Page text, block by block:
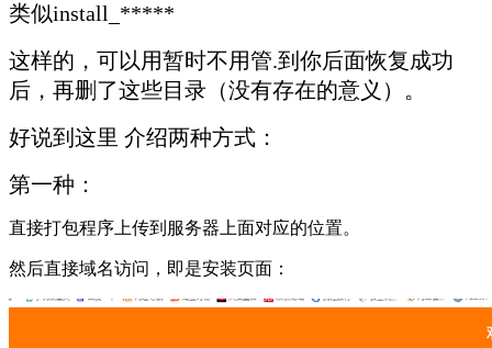
类似install_*****
这样的，可以用暂时不用管.到你后面恢复成功
后，再删了这些目录（没有存在的意义）。
好说到这里 介绍两种方式：
第一种：
直接打包程序上传到服务器上面对应的位置。
然后直接域名访问，即是安装页面：